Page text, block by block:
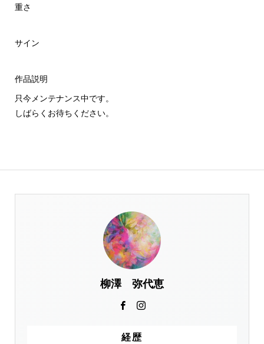
重さ
サイン
作品説明
只今メンテナンス中です。
しばらくお待ちください。
柳澤 弥代恵
経歴